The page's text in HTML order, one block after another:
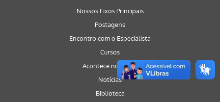
Nossos Eixos Principais
Postagens
Encontro com o Especialista
Cursos
Acontece no Portal
Notícias
Biblioteca